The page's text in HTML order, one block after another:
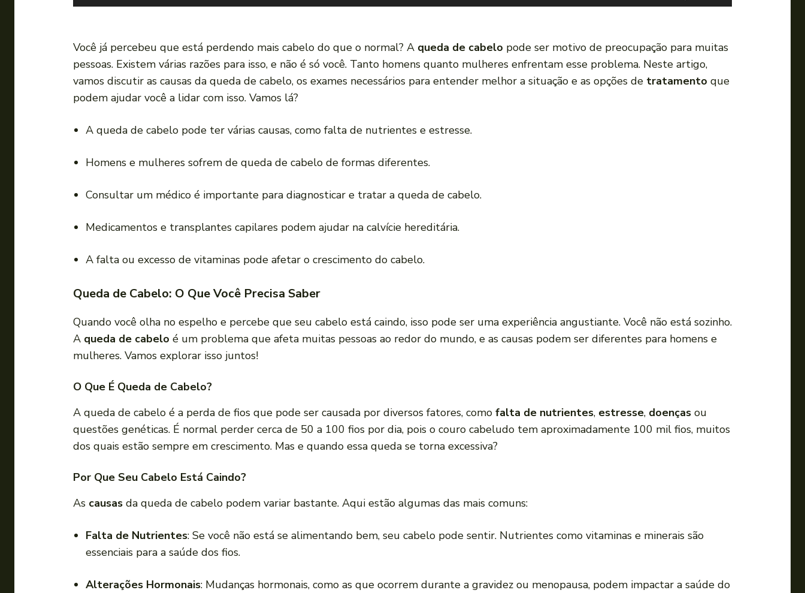
o
a
o
d
e
u
i
s
s
s
p
a
a
m
Você já percebeu que está perdendo mais cabelo do que o normal? A queda de cabelo pode ser motivo de preocupação para muitas
pessoas. Existem várias razões para isso, e não é só você. Tanto homens quanto mulheres enfrentam esse problema. Neste artigo,
vamos discutir as causas da queda de cabelo, os exames necessários para entender melhor a situação e as opções de tratamento que
podem ajudar você a lidar com isso. Vamos lá?
A queda de cabelo pode ter várias causas, como falta de nutrientes e estresse.
Homens e mulheres sofrem de queda de cabelo de formas diferentes.
Consultar um médico é importante para diagnosticar e tratar a queda de cabelo.
Medicamentos e transplantes capilares podem ajudar na calvície hereditária.
A falta ou excesso de vitaminas pode afetar o crescimento do cabelo.
Queda de Cabelo: O Que Você Precisa Saber
Quando você olha no espelho e percebe que seu cabelo está caindo, isso pode ser uma experiência angustiante. Você não está sozinho.
A queda de cabelo é um problema que afeta muitas pessoas ao redor do mundo, e as causas podem ser diferentes para homens e
mulheres. Vamos explorar isso juntos!
O Que É Queda de Cabelo?
A queda de cabelo é a perda de fios que pode ser causada por diversos fatores, como falta de nutrientes, estresse, doenças ou
questões genéticas. É normal perder cerca de 50 a 100 fios por dia, pois o couro cabeludo tem aproximadamente 100 mil fios, muitos
dos quais estão sempre em crescimento. Mas e quando essa queda se torna excessiva?
Por Que Seu Cabelo Está Caindo?
As causas da queda de cabelo podem variar bastante. Aqui estão algumas das mais comuns:
Falta de Nutrientes: Se você não está se alimentando bem, seu cabelo pode sentir. Nutrientes como vitaminas e minerais são
essenciais para a saúde dos fios.
Alterações Hormonais: Mudanças hormonais, como as que ocorrem durante a gravidez ou menopausa, podem impactar a saúde do